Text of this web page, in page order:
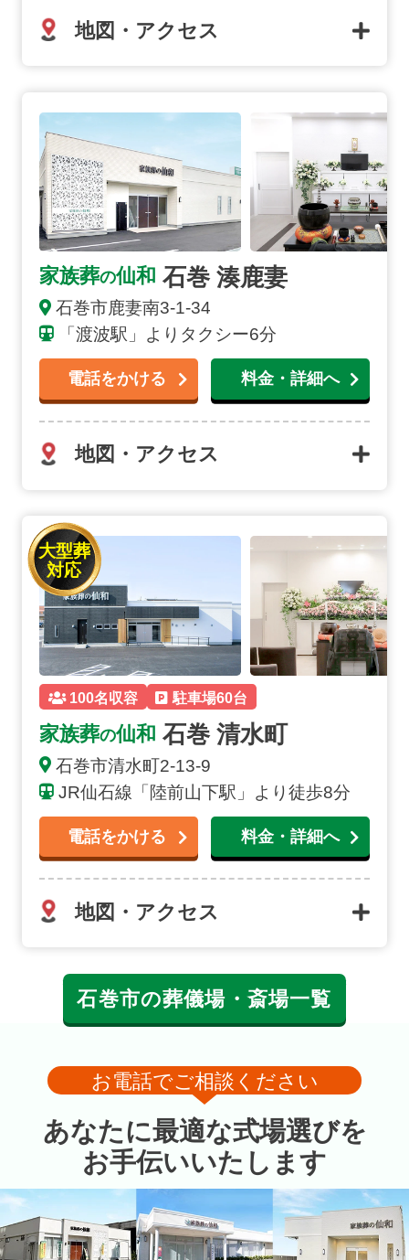
地図・アクセス
家族葬の仙和 石巻 湊鹿妻
石巻市鹿妻南3-1-34
「渡波駅」よりタクシー6分
電話をかける 料金・詳細へ
地図・アクセス
大型葬
対応
100名収容 駐車場60台
家族葬の仙和 石巻 清水町
石巻市清水町2-13-9
JR仙石線「陸前山下駅」より徒歩8分
電話をかける 料金・詳細へ
地図・アクセス
石巻 清水町の詳細へ
石巻市の葬儀場・斎場一覧
お電話でご相談ください
あなたに最適な式場選びを
お手伝いいたします